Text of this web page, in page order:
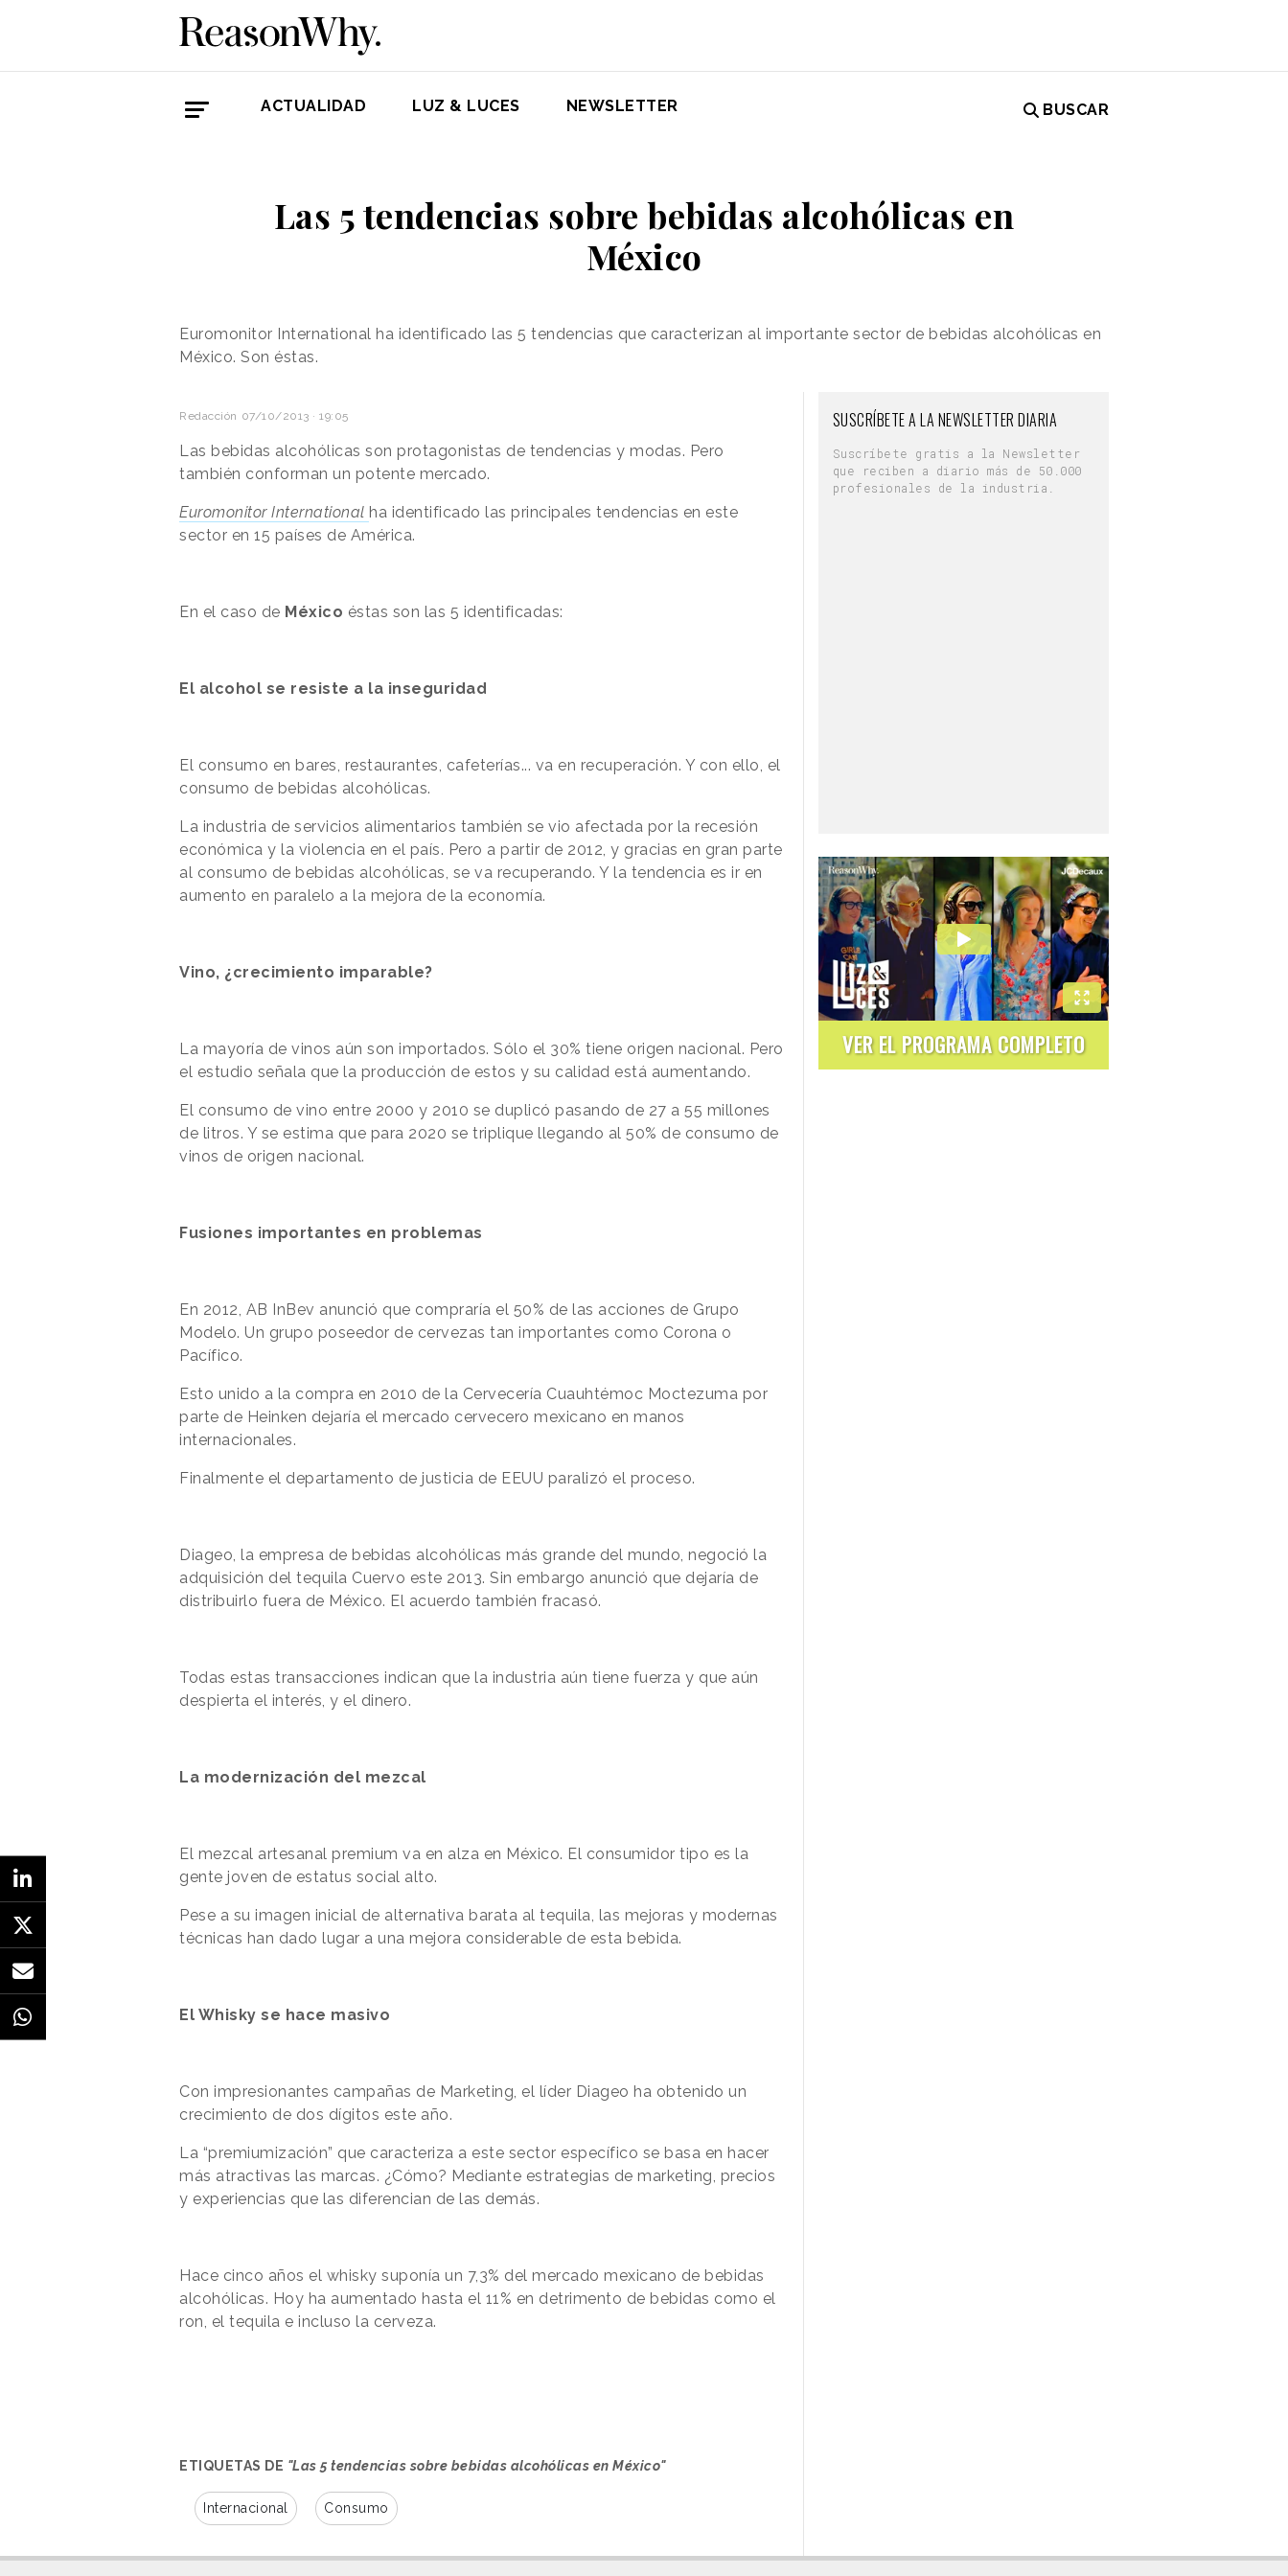
ACTUALIDAD LUZ & LUCES NEWSLETTER BUSCAR
Las 5 tendencias sobre bebidas alcohólicas en
México
Euromonitor International ha identificado las 5 tendencias que caracterizan al importante sector de bebidas alcohólicas en
México. Son éstas.
Redacción 07/10/2013 · 19:05
Las bebidas alcohólicas son protagonistas de tendencias y modas. Pero
también conforman un potente mercado.
Euromonitor International ha identificado las principales tendencias en este
sector en 15 países de América.
En el caso de México éstas son las 5 identificadas:
El alcohol se resiste a la inseguridad
El consumo en bares, restaurantes, cafeterías... va en recuperación. Y con ello, el
consumo de bebidas alcohólicas.
La industria de servicios alimentarios también se vio afectada por la recesión
económica y la violencia en el país. Pero a partir de 2012, y gracias en gran parte
al consumo de bebidas alcohólicas, se va recuperando. Y la tendencia es ir en
aumento en paralelo a la mejora de la economía.
Vino, ¿crecimiento imparable?
La mayoría de vinos aún son importados. Sólo el 30% tiene origen nacional. Pero
el estudio señala que la producción de estos y su calidad está aumentando.
El consumo de vino entre 2000 y 2010 se duplicó pasando de 27 a 55 millones
de litros. Y se estima que para 2020 se triplique llegando al 50% de consumo de
vinos de origen nacional.
Fusiones importantes en problemas
En 2012, AB InBev anunció que compraría el 50% de las acciones de Grupo
Modelo. Un grupo poseedor de cervezas tan importantes como Corona o
Pacífico.
Esto unido a la compra en 2010 de la Cervecería Cuauhtémoc Moctezuma por
parte de Heinken dejaría el mercado cervecero mexicano en manos
internacionales.
Finalmente el departamento de justicia de EEUU paralizó el proceso.
Diageo, la empresa de bebidas alcohólicas más grande del mundo, negoció la
adquisición del tequila Cuervo este 2013. Sin embargo anunció que dejaría de
distribuirlo fuera de México. El acuerdo también fracasó.
Todas estas transacciones indican que la industria aún tiene fuerza y que aún
despierta el interés, y el dinero.
La modernización del mezcal
El mezcal artesanal premium va en alza en México. El consumidor tipo es la
gente joven de estatus social alto.
Pese a su imagen inicial de alternativa barata al tequila, las mejoras y modernas
técnicas han dado lugar a una mejora considerable de esta bebida.
El Whisky se hace masivo
Con impresionantes campañas de Marketing, el líder Diageo ha obtenido un
crecimiento de dos dígitos este año.
La “premiumización” que caracteriza a este sector específico se basa en hacer
más atractivas las marcas. ¿Cómo? Mediante estrategias de marketing, precios
y experiencias que las diferencian de las demás.
Hace cinco años el whisky suponía un 7,3% del mercado mexicano de bebidas
alcohólicas. Hoy ha aumentado hasta el 11% en detrimento de bebidas como el
ron, el tequila e incluso la cerveza.
ETIQUETAS DE "Las 5 tendencias sobre bebidas alcohólicas en México"
Internacional Consumo
SUSCRÍBETE A LA NEWSLETTER DIARIA
Suscríbete gratis a la Newsletter
que reciben a diario más de 50.000
profesionales de la industria.
VER EL PROGRAMA COMPLETO